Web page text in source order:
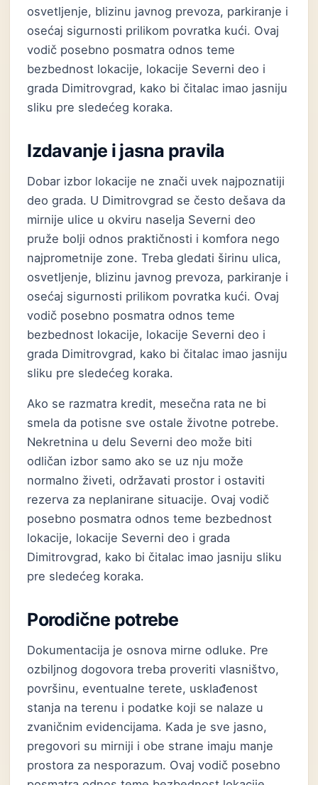
osvetljenje, blizinu javnog prevoza, parkiranje i
osećaj sigurnosti prilikom povratka kući. Ovaj
vodič posebno posmatra odnos teme
bezbednost lokacije, lokacije Severni deo i
grada Dimitrovgrad, kako bi čitalac imao jasniju
sliku pre sledećeg koraka.
Izdavanje i jasna pravila
Dobar izbor lokacije ne znači uvek najpoznatiji
deo grada. U Dimitrovgrad se često dešava da
mirnije ulice u okviru naselja Severni deo
pruže bolji odnos praktičnosti i komfora nego
najprometnije zone. Treba gledati širinu ulica,
osvetljenje, blizinu javnog prevoza, parkiranje i
osećaj sigurnosti prilikom povratka kući. Ovaj
vodič posebno posmatra odnos teme
bezbednost lokacije, lokacije Severni deo i
grada Dimitrovgrad, kako bi čitalac imao jasniju
sliku pre sledećeg koraka.
Ako se razmatra kredit, mesečna rata ne bi
smela da potisne sve ostale životne potrebe.
Nekretnina u delu Severni deo može biti
odličan izbor samo ako se uz nju može
normalno živeti, održavati prostor i ostaviti
rezerva za neplanirane situacije. Ovaj vodič
posebno posmatra odnos teme bezbednost
lokacije, lokacije Severni deo i grada
Dimitrovgrad, kako bi čitalac imao jasniju sliku
pre sledećeg koraka.
Porodične potrebe
Dokumentacija je osnova mirne odluke. Pre
ozbiljnog dogovora treba proveriti vlasništvo,
površinu, eventualne terete, usklađenost
stanja na terenu i podatke koji se nalaze u
zvaničnim evidencijama. Kada je sve jasno,
pregovori su mirniji i obe strane imaju manje
prostora za nesporazum. Ovaj vodič posebno